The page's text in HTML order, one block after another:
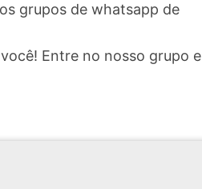
grupos de whatsapp de
Entre no nosso grupo e